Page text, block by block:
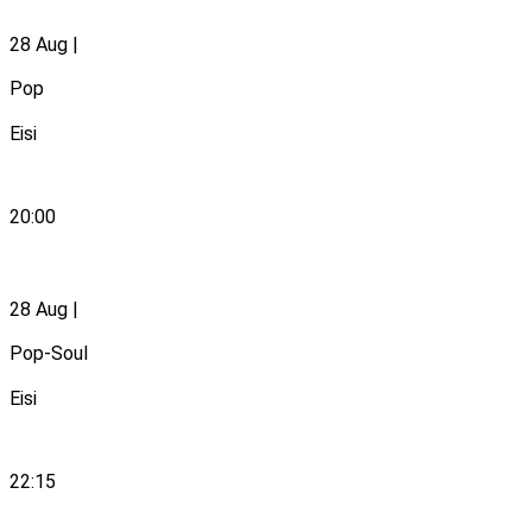
28 Aug |
Pop
Eisi
20:00
28 Aug |
Pop-Soul
Eisi
22:15